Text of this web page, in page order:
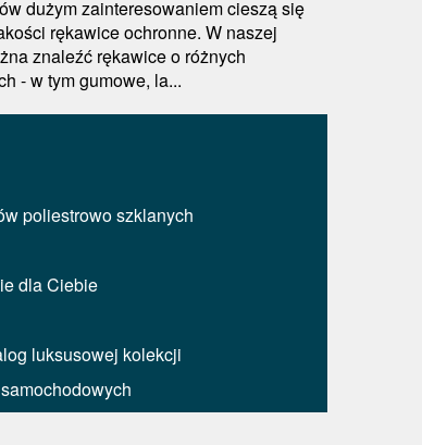
dużym zainteresowaniem cieszą się
rękawice ochronne. W naszej
znaleźć rękawice o różnych
- w tym gumowe, la...
poliestrowo szklanych
dla Ciebie
luksusowej kolekcji